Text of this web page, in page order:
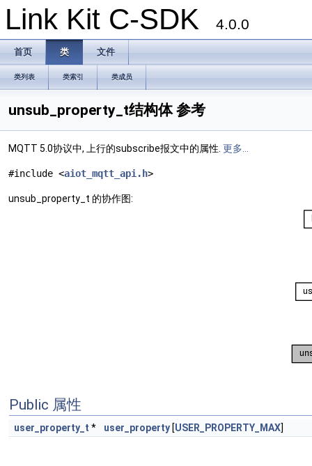
Link Kit C-SDK 4.0.0
首页 类 文件
类列表 类索引 类成员
unsub_property_t结构体 参考
MQTT 5.0协议中, 上行的subscribe报文中的属性. 更多...
#include <aiot_mqtt_api.h>
unsub_property_t 的协作图:
Public 属性
user_property_t * user_property [USER_PROPERTY_MAX]